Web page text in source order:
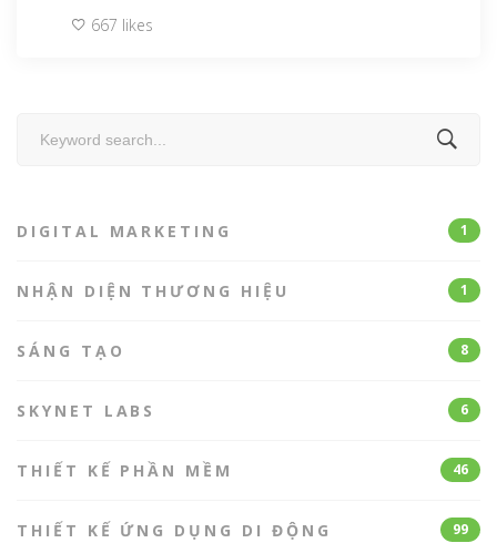
667 likes
DIGITAL MARKETING 1
NHẬN DIỆN THƯƠNG HIỆU 1
SÁNG TẠO 8
SKYNET LABS 6
THIẾT KẾ PHẦN MỀM 46
THIẾT KẾ ỨNG DỤNG DI ĐỘNG 99